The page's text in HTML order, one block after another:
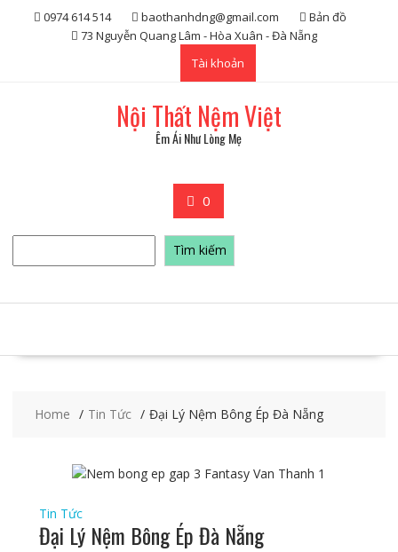
0974 614 514 baothanhdng@gmail.com
Bản đồ
73 Nguyễn Quang Lâm - Hòa Xuân - Đà Nẵng
Tài khoản
Nội Thất Nệm Việt
Êm Ái Như Lòng Mẹ
0
Tìm
kiếm
Tìm kiếm
Home Tin Tức Đại Lý Nệm Bông Ép Đà Nẵng
Tin Tức
Đại Lý Nệm Bông Ép Đà Nẵng